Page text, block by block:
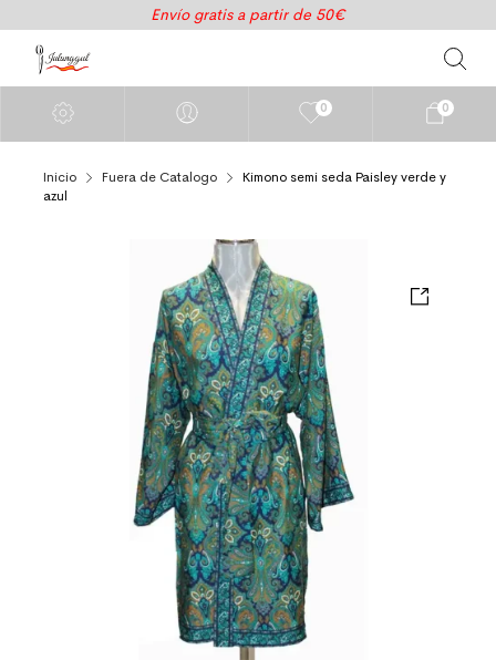
Envío gratis a partir de 50€
0 0
Inicio Fuera de Catalogo
Kimono semi seda Paisley verde y
azul